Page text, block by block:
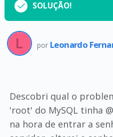
SOLUÇÃO!
por Leonardo
Descobri qual o
'root' do MySQL tinha
na hora de entrar a